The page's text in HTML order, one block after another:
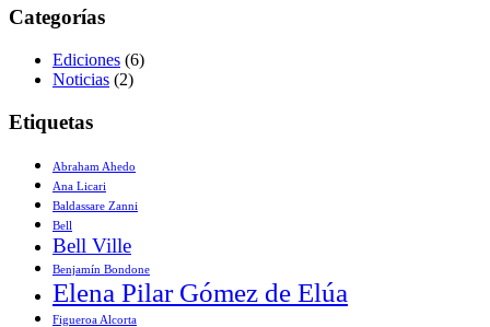
Categorías
Ediciones (6)
Noticias (2)
Etiquetas
Abraham Ahedo
Ana Licari
Baldassare Zanni
Bell
Bell Ville
Benjamín Bondone
Elena Pilar Gómez de Elúa
Figueroa Alcorta